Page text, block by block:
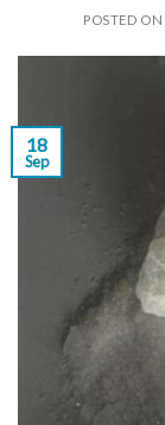
POSTED ON
18
Sep